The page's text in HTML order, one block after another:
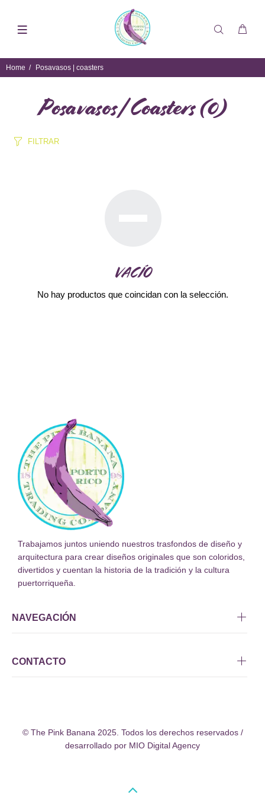
Home Posavasos | coasters
Posavasos | Coasters(0)
FILTRAR
VACÍO
No hay productos que coincidan con la selección.
Trabajamos juntos uniendo nuestros trasfondos de diseño y
arquitectura para crear diseños originales que son coloridos,
divertidos y cuentan la historia de la tradición y la cultura
puertorriqueña.
NAVEGACIÓN
CONTACTO
© The Pink Banana 2025. Todos los derechos reservados /
desarrollado por MIO Digital Agency